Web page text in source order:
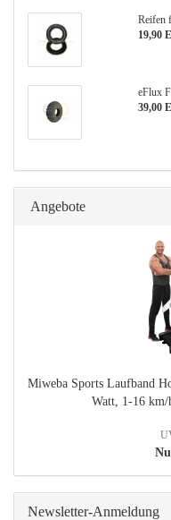
Reifen
19,90
eFlux
39,00
Angebote
Miweba Sports Laufband
Watt, 1-16 km/
Newsletter-Anmeldung